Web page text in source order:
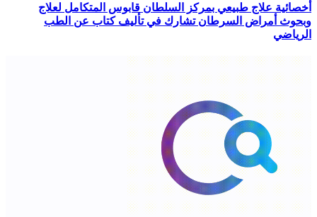
أخصائية علاج طبيعي بمركز السلطان قابوس المتكامل لعلاج
وبحوث أمراض السرطان تشارك في تأليف كتاب عن الطب
الرياضي